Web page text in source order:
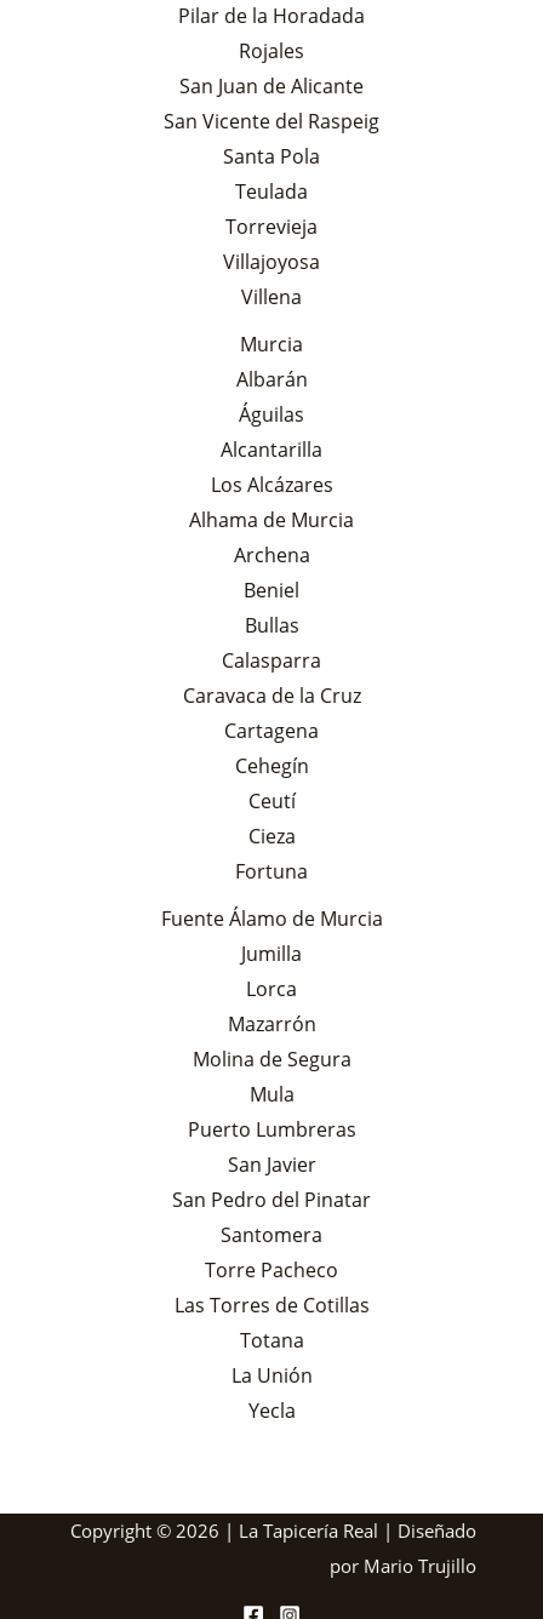
Pilar de la Horadada
Rojales
San Juan de Alicante
San Vicente del Raspeig
Santa Pola
Teulada
Torrevieja
Villajoyosa
Villena
Murcia
Albarán
Águilas
Alcantarilla
Los Alcázares
Alhama de Murcia
Archena
Beniel
Bullas
Calasparra
Caravaca de la Cruz
Cartagena
Cehegín
Ceutí
Cieza
Fortuna
Fuente Álamo de Murcia
Jumilla
Lorca
Mazarrón
Molina de Segura
Mula
Puerto Lumbreras
San Javier
San Pedro del Pinatar
Santomera
Torre Pacheco
Las Torres de Cotillas
Totana
La Unión
Yecla
Copyright © 2026 | La Tapicería Real | Diseñado
por Mario Trujillo